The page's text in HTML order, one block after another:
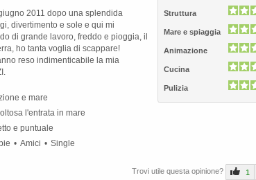
Struttura
Mare e spiaggia
Animazione
Cucina
Pulizia
2011 dopo una splendida
divertimento e sole e qui mi
di grande lavoro, freddo e pioggia, il
ho tanta voglia di scappare!
reso indimenticabile la mia
e mare
l'entrata in mare
e puntuale
Amici Single
Trovi utile questa opinione? 1